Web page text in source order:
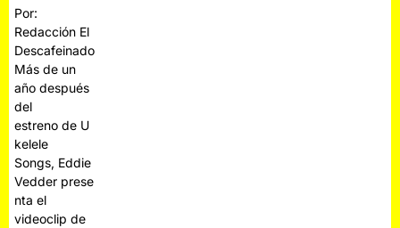
Por:
Redacción El
Descafeinado
Más de un
año después
del
estreno de U
kelele
Songs, Eddie
Vedder prese
nta el
videoclip de